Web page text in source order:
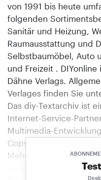
von 1991 bis heute
folgenden
Sanitär und Heizung,
Raumausstattung und
Selbstbaumöbel, Auto
und Freizeit .
Dähne Verlags.
Verlages finden Sie
Das diy-Textarchiv ist
Internet-Service-
Multimedia-
Copyright 1998,
Mehr als nur eine
in der Ausstellung